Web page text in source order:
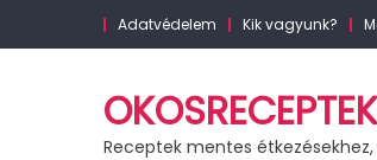
to
Adatvédelem Kik vagyunk?
OKOSRECEPTEK
Receptek mentes